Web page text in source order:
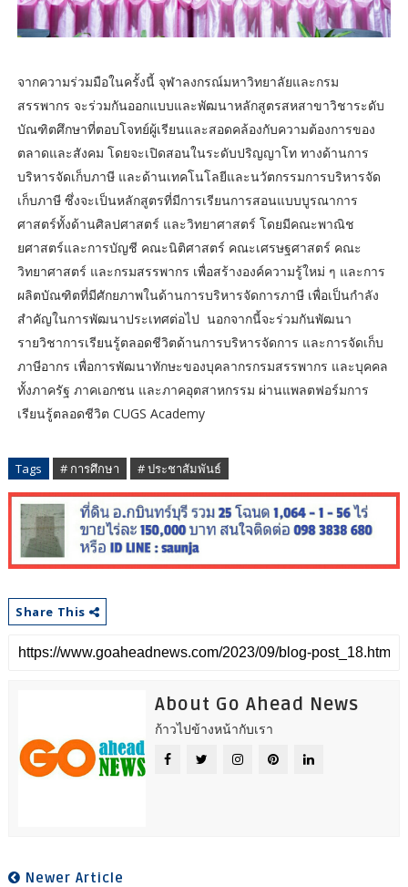
จากความร่วมมือในครั้งนี้ จุฬาลงกรณ์มหาวิทยาลัยและกรม
สรรพากร จะร่วมกันออกแบบและพัฒนาหลักสูตรสหสาขาวิชาระดับ
บัณฑิตศึกษาที่ตอบโจทย์ผู้เรียนและสอดคล้องกับความต้องการของ
ตลาดและสังคม โดยจะเปิดสอนในระดับปริญญาโท ทางด้านการ
บริหารจัดเก็บภาษี และด้านเทคโนโลยีและนวัตกรรมการบริหารจัด
เก็บภาษี ซึ่งจะเป็นหลักสูตรที่มีการเรียนการสอนแบบบูรณาการ
ศาสตร์ทั้งด้านศิลปศาสตร์ และวิทยาศาสตร์ โดยมีคณะพาณิช
ยศาสตร์และการบัญชี คณะนิติศาสตร์ คณะเศรษฐศาสตร์ คณะ
วิทยาศาสตร์ และกรมสรรพากร เพื่อสร้างองค์ความรู้ใหม่ ๆ และการ
ผลิตบัณฑิตที่มีศักยภาพในด้านการบริหารจัดการภาษี เพื่อเป็นกำลัง
สำคัญในการพัฒนาประเทศต่อไป นอกจากนี้จะร่วมกันพัฒนา
รายวิชาการเรียนรู้ตลอดชีวิตด้านการบริหารจัดการ และการจัดเก็บ
ภาษีอากร เพื่อการพัฒนาทักษะของบุคลากรกรมสรรพากร และบุคคล
ทั้งภาครัฐ ภาคเอกชน และภาคอุตสาหกรรม ผ่านแพลตฟอร์มการ
เรียนรู้ตลอดชีวิต CUGS Academy
Tags # การศึกษา # ประชาสัมพันธ์
Share This
About Go Ahead News
ก้าวไปข้างหน้ากับเรา
Newer Article